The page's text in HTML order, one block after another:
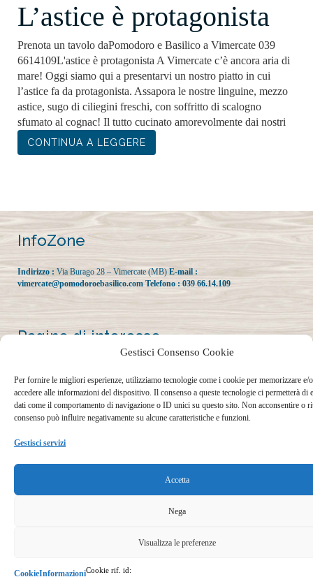
Gestisci Consenso Cookie
Per fornire le migliori esperienze, utilizziamo tecnologie come i cookie per memorizzare e/o
accedere alle informazioni del dispositivo. Il consenso a queste tecnologie ci permetterà di
dati come il comportamento di navigazione o ID unici su questo sito. Non acconsentire o
consenso può influire negativamente su alcune caratteristiche e funzioni.
Gestisci servizi
Accetta
Nega
Visualizza le preferenze
CookieInformazioniCookie rif. id:
L’astice è protagonista
Prenota un tavolo daPomodoro e Basilico a Vimercate 039
6614109L'astice è protagonista A Vimercate c’è ancora aria di
mare! Oggi siamo qui a presentarvi un nostro piatto in cui
l’astice fa da protagonista. Assapora le nostre linguine, mezzo
astice, sugo di ciliegini freschi, con soffritto di scalogno
sfumato al cognac! Il tutto cucinato amorevolmente dai nostri
CONTINUA A LEGGERE
InfoZone
Indirizzo : Via Burago 28 – Vimercate (MB) E-mail :
vimercate@pomodoroebasilico.com Telefono : 039 66.14.109
Pagine di interesse
Termini e condizioni di navigazione
Cookie Policy (UE)
Contributi statali
I nostri Social
Palma 2009 Srl unico socio C.F, P. IVA e n. iscrizione: